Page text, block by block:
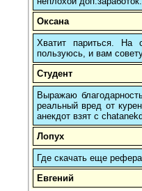
Оксана
Хватит париться. На
пользуюсь, и вам
Студент
Выражаю
реальный вред от
анекдот взят с
Лопух
Где скачать еще
Евгений